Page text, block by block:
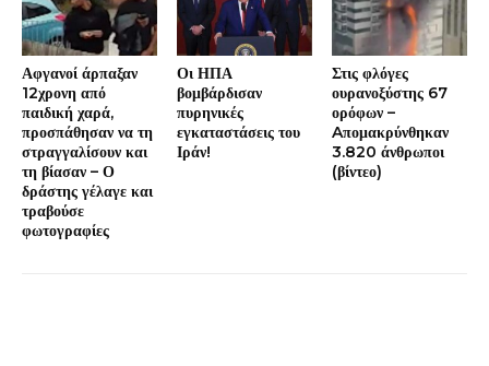
Αφγανοί άρπαξαν
12χρονη από
παιδική χαρά,
προσπάθησαν να τη
στραγγαλίσουν και
τη βίασαν – Ο
δράστης γέλαγε και
τραβούσε
φωτογραφίες
Οι ΗΠΑ
βομβάρδισαν
πυρηνικές
εγκαταστάσεις του
Ιράν!
Στις φλόγες
ουρανοξύστης 67
ορόφων –
Aπομακρύνθηκαν
3.820 άνθρωποι
(βίντεο)